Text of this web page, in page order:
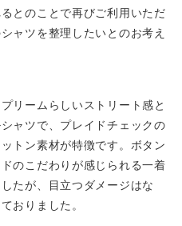
とのことで再びご利用いただ
ャツを整理したいとのお考え
リームらしいストリート感と
ャツで、プレイドチェックの
トン素材が特徴です。ボタン
のこだわりが感じられる一着
たが、目立つダメージはな
おりました。